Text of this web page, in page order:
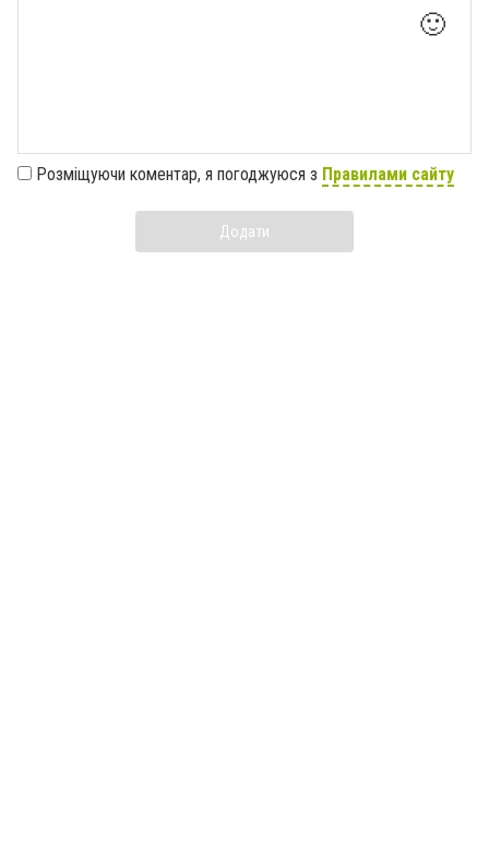
🙂
Розміщуючи коментар, я погоджуюся з Правилами сайту
Додати